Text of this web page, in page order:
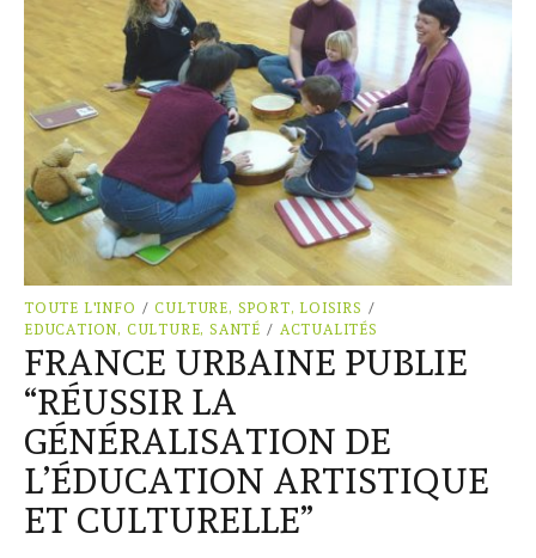
TOUTE L'INFO / CULTURE, SPORT, LOISIRS /
EDUCATION, CULTURE, SANTÉ / ACTUALITÉS
FRANCE URBAINE PUBLIE
“RÉUSSIR LA
GÉNÉRALISATION DE
L’ÉDUCATION ARTISTIQUE
ET CULTURELLE”